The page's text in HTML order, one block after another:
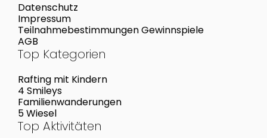
Datenschutz
Impressum
Teilnahmebestimmungen Gewinnspiele
AGB
Top Kategorien
Rafting mit Kindern
4 Smileys
Familienwanderungen
5 Wiesel
Top Aktivitäten